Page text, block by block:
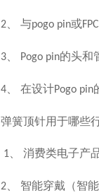
2 与pogo pin或FPC
3 Pogo pin的头和
4 在设计Pogo pin
弹簧顶针用于哪些
1 消费类电子产
2 智能穿戴（智